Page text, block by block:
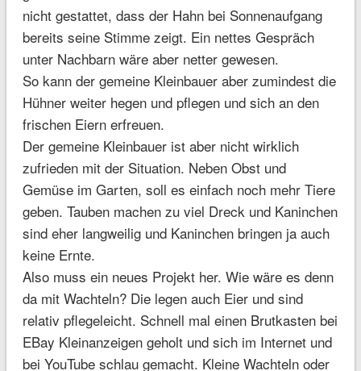
nicht gestattet, dass der Hahn bei Sonnenaufgang
bereits seine Stimme zeigt. Ein nettes Gespräch
unter Nachbarn wäre aber netter gewesen.
So kann der gemeine Kleinbauer aber zumindest die
Hühner weiter hegen und pflegen und sich an den
frischen Eiern erfreuen.
Der gemeine Kleinbauer ist aber nicht wirklich
zufrieden mit der Situation. Neben Obst und
Gemüse im Garten, soll es einfach noch mehr Tiere
geben. Tauben machen zu viel Dreck und Kaninchen
sind eher langweilig und Kaninchen bringen ja auch
keine Ernte.
Also muss ein neues Projekt her. Wie wäre es denn
da mit Wachteln? Die legen auch Eier und sind
relativ pflegeleicht. Schnell mal einen Brutkasten bei
EBay Kleinanzeigen geholt und sich im Internet und
bei YouTube schlau gemacht. Kleine Wachteln oder